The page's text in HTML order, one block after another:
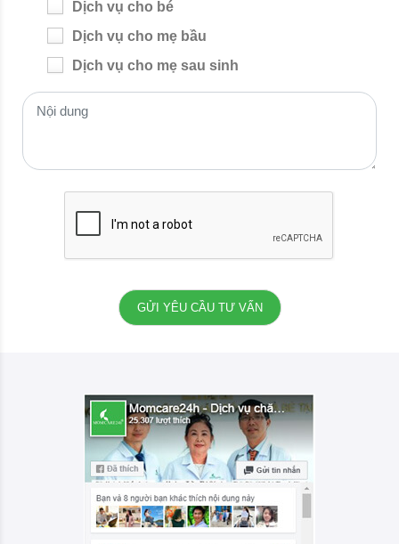
Dịch vụ cho bé
Dịch vụ cho mẹ bầu
Dịch vụ cho mẹ sau sinh